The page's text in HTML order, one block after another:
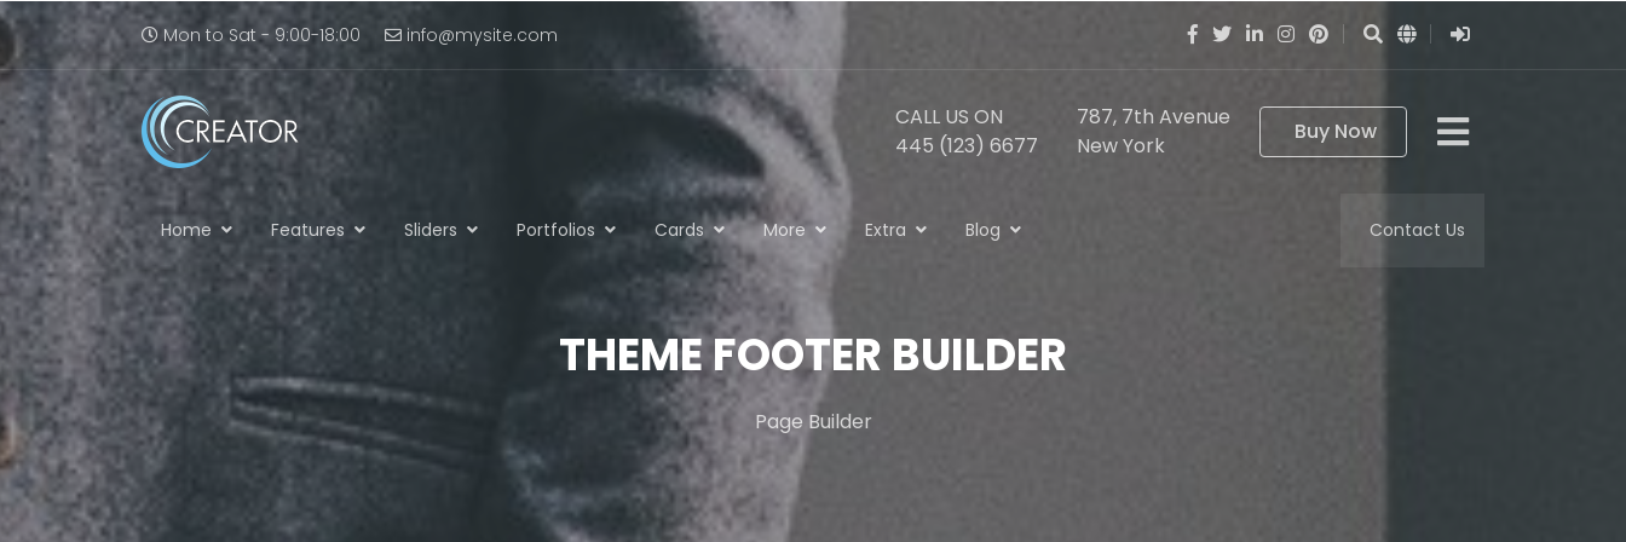
Mon to Sat - 9:00-18:00 info@mysite.com
CALL US ON
445 (123) 6677
787, 7th Avenue
New York
Buy Now
Home Features Sliders Portfolios Cards More Extra Blog Contact Us
THEME FOOTER BUILDER
Page Builder